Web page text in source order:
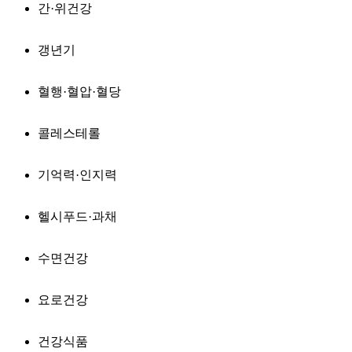
간·위건강
갱년기
혈행·혈압·혈당
콜레스테롤
기억력·인지력
헬시푸드·과채
수면건강
요로건강
건강식품